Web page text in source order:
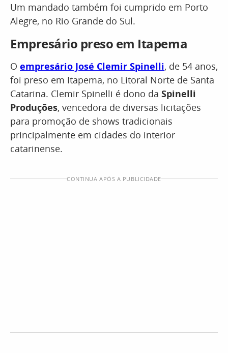
Um mandado também foi cumprido em Porto
Alegre, no Rio Grande do Sul.
Empresário preso em Itapema
O empresário José Clemir Spinelli, de 54 anos,
foi preso em Itapema, no Litoral Norte de Santa
Catarina. Clemir Spinelli é dono da Spinelli
Produções, vencedora de diversas licitações
para promoção de shows tradicionais
principalmente em cidades do interior
catarinense.
CONTINUA APÓS A PUBLICIDADE